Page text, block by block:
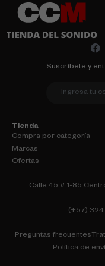
Suscríbete y
Tienda
Compra por categoría
Marcas
Ofertas
Calle 45 # 1-85
(+57)
Preguntas frecuentes
Política de